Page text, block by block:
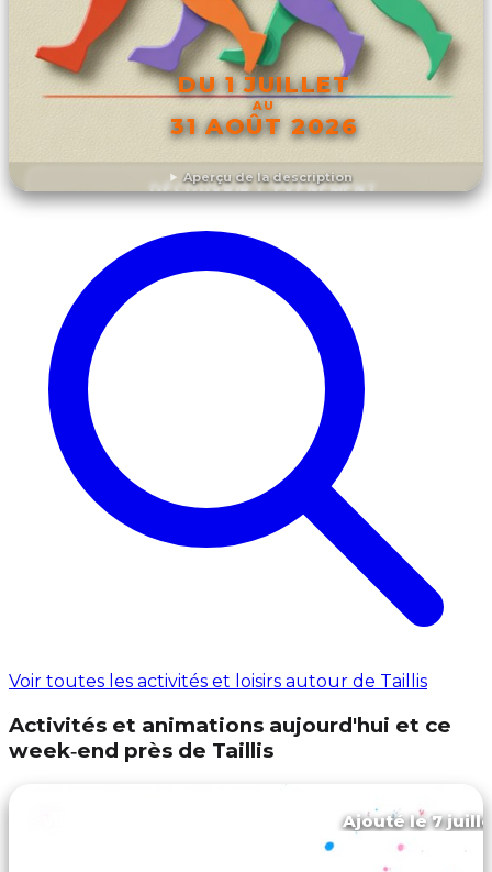
Aperçu de la description
DU 1 JUILLET
AU
31 AOÛT 2026
DÉCOUVRIR L'ÉVÉNEMENT
Voir toutes les activités et loisirs autour de Taillis
Activités et animations aujourd'hui et ce
week‑end près de Taillis
Ajouté le 7